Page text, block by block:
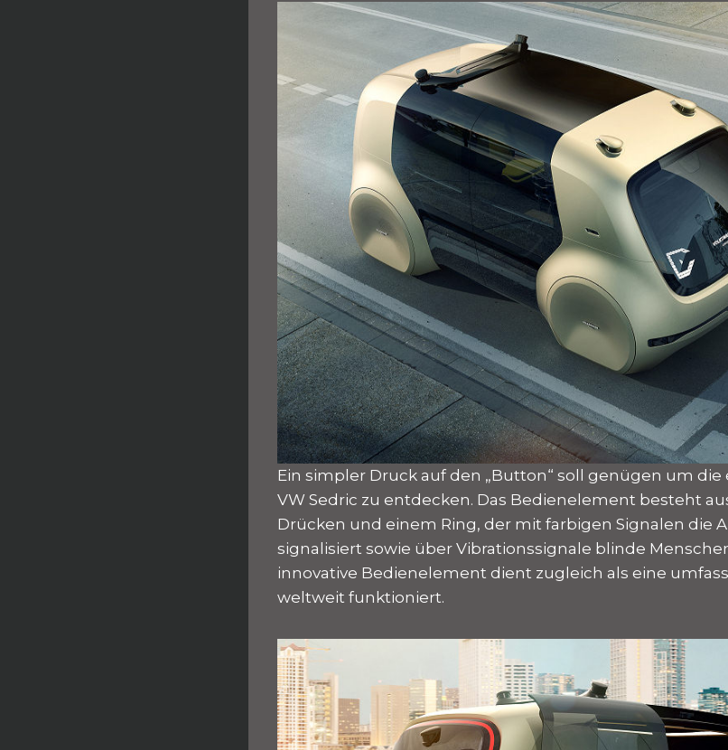
Ein simpler Druck auf den „Button“ soll genügen um
VW Sedric zu entdecken. Das Bedienelement besteht
Drücken und einem Ring, der mit farbigen Signalen die
signalisiert sowie über Vibrationssignale blinde
innovative Bedienelement dient zugleich als eine
weltweit funktioniert.